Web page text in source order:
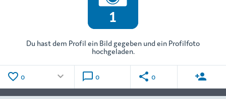
Du hast dem Profil ein Bild gegeben und ein Profilfoto
hochgeladen.
favorite_border 0 keyboard_arrow_down chat_bubble_outline 0 share 0 person_add